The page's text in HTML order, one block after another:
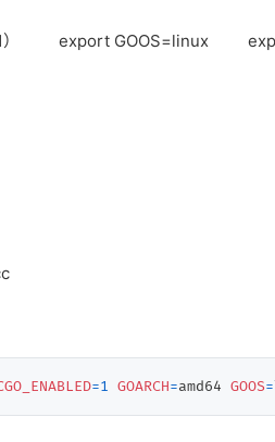
为1） export GOOS=linux
=1 GOARCH=amd64 GOOS=